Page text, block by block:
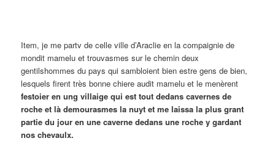
Item, je me partv de celle ville d’Araclie en la compaignie de
mondit mamelu et trouvasmes sur le chemin deux
gentilshommes du pays qui sambloient bien estre gens de bien,
lesquels firent très bonne chiere audit mamelu et le menèrent
festoier en ung villaige qui est tout dedans cavernes de
roche et là demourasmes la nuyt et me laissa la plus grant
partie du jour en une caverne dedans une roche y gardant
nos chevaulx.